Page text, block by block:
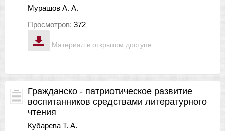
Материал в открытом доступе
Мурашов А. А.
Просмотров: 372
Гражданско - патриотическое развитие
воспитанников средствами литературного
чтения
Кубарева Т. А.